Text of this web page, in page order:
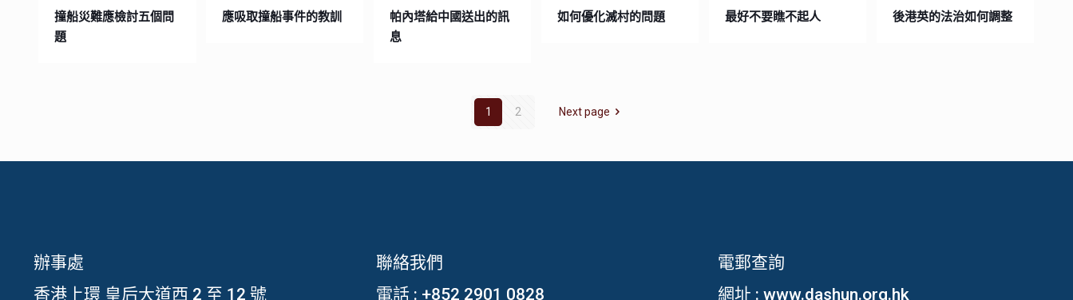
撞船災難應檢討五個問
題
應吸取撞船事件的教訓
帕內塔給中國送出的訊
息
如何優化滅村的問題 最好不要瞧不起人 後港英的法治如何調整
1 2 Next page
辦事處
香港上環 皇后大道西 2 至 12 號
聯絡我們
電話 : +852 2901 0828
電郵查詢
網址 :www.dashun.org.hk